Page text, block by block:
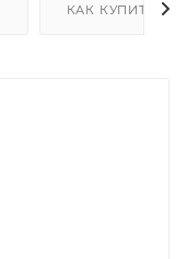
КАК КУПИТЬ